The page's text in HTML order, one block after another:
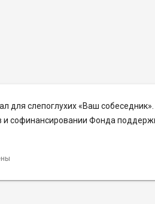
для слепоглухих «Ваш
и софинансировании Фонда